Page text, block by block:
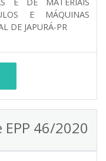
E MÁQUINAS
DE JAPURÁ-PR
EPP 46/2020